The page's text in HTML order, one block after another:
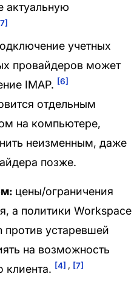
актуальную
учетных
провайдеров может
IMAP. [6]
отдельным
на компьютере,
неизменным, даже
позже.
цены/ограничения
а политики Workspace
против устаревшей
на возможность
клиента. [4] , [7]